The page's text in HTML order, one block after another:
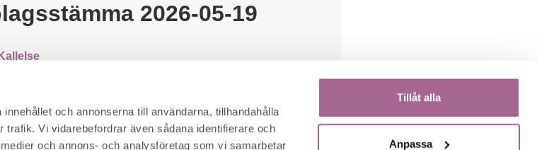
och annonserna till användarna, tillhandahålla
Vi vidarebefordrar även sådana identifierare och
och annons- och analysföretag som vi samarbetar
Tillåt alla
Anpassa
2026-05-19
Kallelse
förslag om vinstutdelning